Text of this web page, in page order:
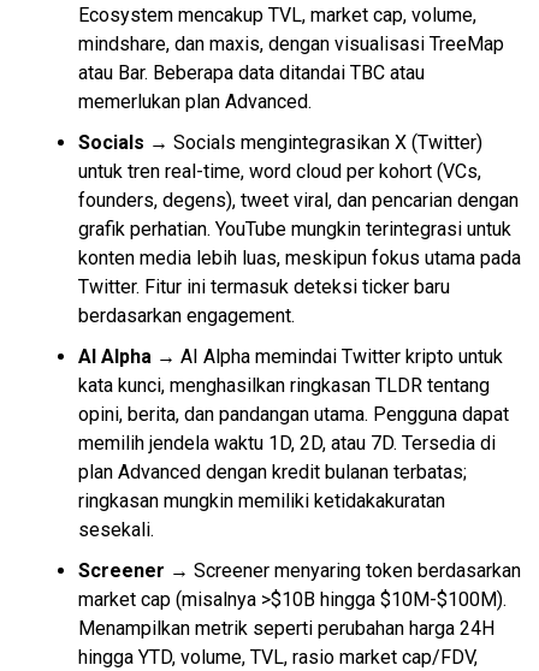
Ecosystem mencakup TVL, market cap, volume,
mindshare, dan maxis, dengan visualisasi TreeMap
atau Bar. Beberapa data ditandai TBC atau
memerlukan plan Advanced.
Socials → Socials mengintegrasikan X (Twitter)
untuk tren real-time, word cloud per kohort (VCs,
founders, degens), tweet viral, dan pencarian dengan
grafik perhatian. YouTube mungkin terintegrasi untuk
konten media lebih luas, meskipun fokus utama pada
Twitter. Fitur ini termasuk deteksi ticker baru
berdasarkan engagement.
AI Alpha → AI Alpha memindai Twitter kripto untuk
kata kunci, menghasilkan ringkasan TLDR tentang
opini, berita, dan pandangan utama. Pengguna dapat
memilih jendela waktu 1D, 2D, atau 7D. Tersedia di
plan Advanced dengan kredit bulanan terbatas;
ringkasan mungkin memiliki ketidakakuratan
sesekali.
Screener → Screener menyaring token berdasarkan
market cap (misalnya >$10B hingga $10M-$100M).
Menampilkan metrik seperti perubahan harga 24H
hingga YTD, volume, TVL, rasio market cap/FDV,